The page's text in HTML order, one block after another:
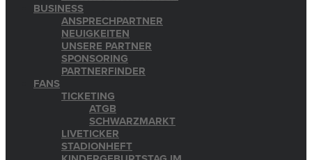
BUSINESS
ANSPRECHPARTNER
NEUIGKEITEN
UNSERE PARTNER
SPONSORING
PARTNERFINDER
FANS
TICKETING
ATGB
SCHWARZMARKT
LIVETICKER
STADIONHEFT